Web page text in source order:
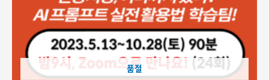
품절